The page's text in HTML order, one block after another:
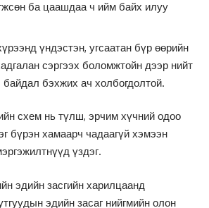
ба цаашдаа ч ийм байх илуу
үндэстэн, угсаатан бүр өөрийн
сэргээх боломжтойн дээр нийт
байдал бэхжих ач холбогдолтой.
схем нь түлш, эрчим хүчний одоо
бүрэн хамаарч чадаагүй хэмээн
үздэг.
эдийн засгийн харилцаанд
эдийн засаг нийгмийн олон